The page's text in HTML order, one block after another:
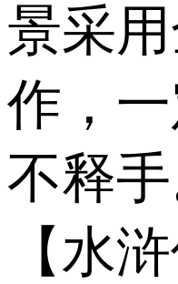
景采
作，
不释手
【水浒